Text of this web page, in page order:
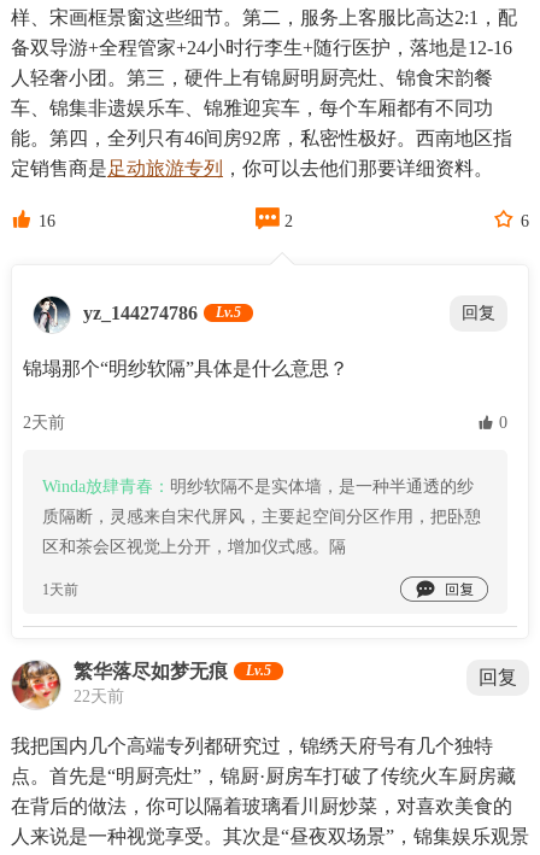
样、宋画框景窗这些细节。第二，服务上客服比高达2:1，配
备双导游+全程管家+24小时行李生+随行医护，落地是12-16
人轻奢小团。第三，硬件上有锦厨明厨亮灶、锦食宋韵餐
车、锦集非遗娱乐车、锦雅迎宾车，每个车厢都有不同功
能。第四，全列只有46间房92席，私密性极好。西南地区指
定销售商是足动旅游专列 ，你可以去他们那要详细资料。
 16  2  6
yz_144274786 Lv.5 回复
锦塌那个“明纱软隔”具体是什么意思？
2天前  0
Winda放肆青春： 明纱软隔不是实体墙，是一种半通透的纱
质隔断，灵感来自宋代屏风，主要起空间分区作用，把卧憩
区和茶会区视觉上分开，增加仪式感。隔
1天前 
繁华落尽如梦无痕 Lv.5
22天前
回复
我把国内几个高端专列都研究过，锦绣天府号有几个独特
点。首先是“明厨亮灶”，锦厨·厨房车打破了传统火车厨房藏
在背后的做法，你可以隔着玻璃看川厨炒菜，对喜欢美食的
人来说是一种视觉享受。其次是“昼夜双场景”，锦集娱乐观景